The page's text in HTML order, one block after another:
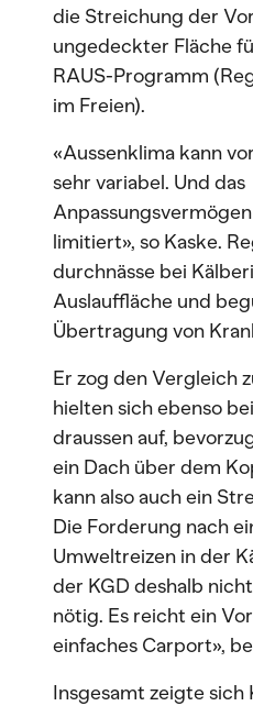
die Streichung der
ungedeckter Fläche
RAUS-Programm
im Freien).
«Aussenklima kann
sehr variabel. Und das
limitiert», so Kaske.
durchnässe bei
Auslauffläche und
Übertragung von
Er zog den Vergleich
hielten sich ebenso
draussen auf,
ein Dach über dem
kann also auch ein
Die Forderung nach
Umweltreizen in der
der KGD deshalb
nötig. Es reicht ein
einfaches Carport»,
Insgesamt zeigte sich